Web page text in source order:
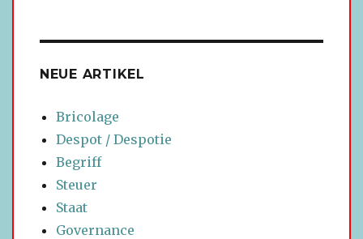
NEUE ARTIKEL
Bricolage
Despot / Despotie
Begriff
Steuer
Staat
Governance